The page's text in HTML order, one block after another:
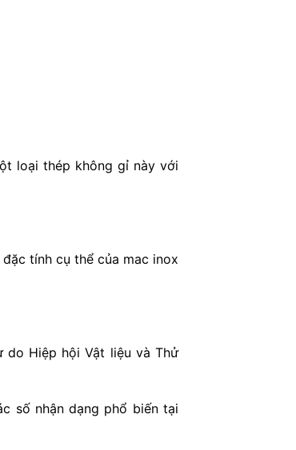
loại thép không gỉ này với
tính cụ thể của mac inox
do Hiệp hội Vật liệu và Thử
số nhận dạng phổ biến tại